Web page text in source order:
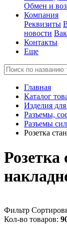
Обмен и
Компания
Реквизиты
новости
Контакты
Еще
Главная
Каталог
Изделия
Разъемы,
Разъемы
Розетка
Фильтр
Кол-во товаров: